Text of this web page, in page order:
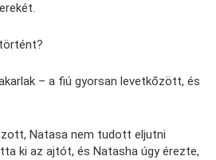
– a fiú gyorsan levetkőzött, és
Natasa nem tudott eljutni
ki az ajtót, és Natasha úgy érezte,